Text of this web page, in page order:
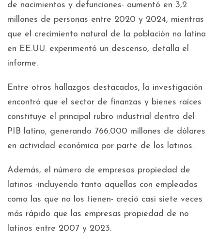
de nacimientos y defunciones- aumentó en 3,2
millones de personas entre 2020 y 2024, mientras
que el crecimiento natural de la población no latina
en EE.UU. experimentó un descenso, detalla el
informe.
Entre otros hallazgos destacados, la investigación
encontró que el sector de finanzas y bienes raíces
constituye el principal rubro industrial dentro del
PIB latino, generando 766.000 millones de dólares
en actividad económica por parte de los latinos.
Además, el número de empresas propiedad de
latinos -incluyendo tanto aquellas con empleados
como las que no los tienen- creció casi siete veces
más rápido que las empresas propiedad de no
latinos entre 2007 y 2023.